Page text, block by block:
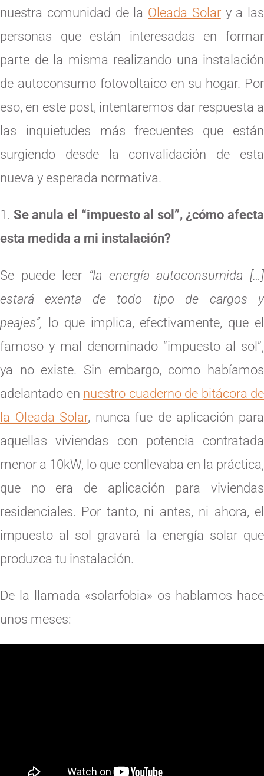
nuestra comunidad de la Oleada Solary a las
personas que están interesadas en formar
parte de la misma realizando una instalación
de autoconsumo fotovoltaico en su hogar. Por
eso, en este post, intentaremos dar respuesta a
las inquietudes más frecuentes que están
surgiendo desde la convalidación de esta
nueva y esperada normativa.
Se anula el “impuesto al sol”, ¿cómo afecta
esta medida a mi instalación?
Se puede leer “la energía autoconsumida […]
estará exenta de todo tipo de cargos y
peajes”,
lo que implica, efectivamente, que el
famoso y mal denominado “impuesto al sol”,
ya no existe. Sin embargo, como habíamos
adelantado en nuestro cuaderno de bitácora de
la Oleada Solar, nunca fue de aplicación para
aquellas viviendas con potencia contratada
menor a 10kW, lo que conllevaba en la práctica,
que no era de aplicación para viviendas
residenciales. Por tanto, ni antes, ni ahora, el
impuesto al sol gravará la energía solar que
produzca tu instalación.
De la llamada «solarfobia» os hablamos hace
unos meses: